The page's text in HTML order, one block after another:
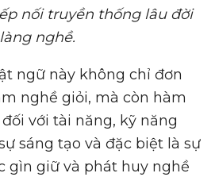
nối truyền thống lâu đời
làng nghề.
ngữ này không chỉ đơn
nghề giỏi, mà còn hàm
với tài năng, kỹ năng
sáng tạo và đặc biệt là sự
gìn giữ và phát huy nghề